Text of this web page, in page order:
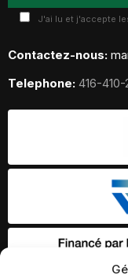
J'ai lu et j'accepte
Contactez-nous:
Telephone: 416-410-